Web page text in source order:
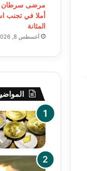
مرضى سرطان
أملا في تجنب
المثانة
أغسطس 8, 2026